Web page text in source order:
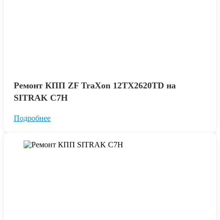
Ремонт КПП ZF TraXon 12TX2620TD на
SITRAK C7H
Подробнее